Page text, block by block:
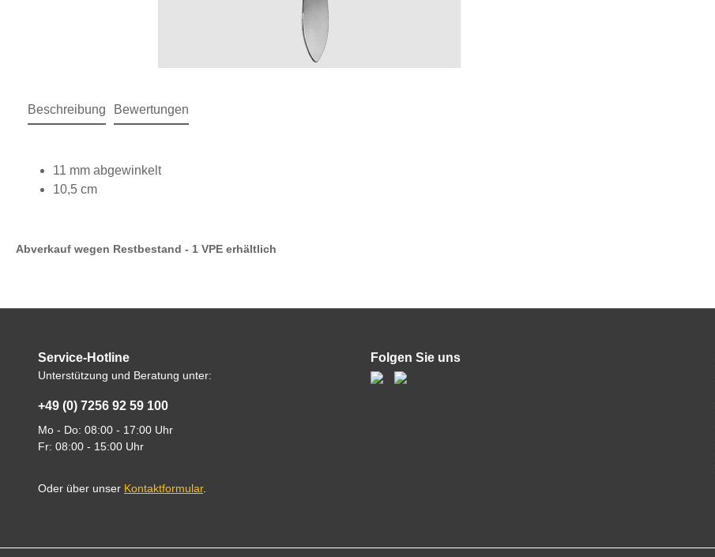
Beschreibung Bewertungen
11 mm abgewinkelt
10,5 cm
Abverkauf wegen Restbestand - 1 VPE erhältlich
Service-Hotline
Unterstützung und Beratung unter:
+49 (0) 7256 92 59 100
Mo - Do: 08:00 - 17:00 Uhr
Fr: 08:00 - 15:00 Uhr
Oder über unser Kontaktformular.
Folgen Sie uns